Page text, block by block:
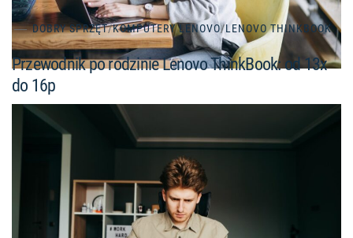
DOBRY SPRZĘT/KOMPUTERY LENOVO/LENOVO THINKBOOK
Przewodnik po rodzinie Lenovo ThinkBook: od 13x
do 16p